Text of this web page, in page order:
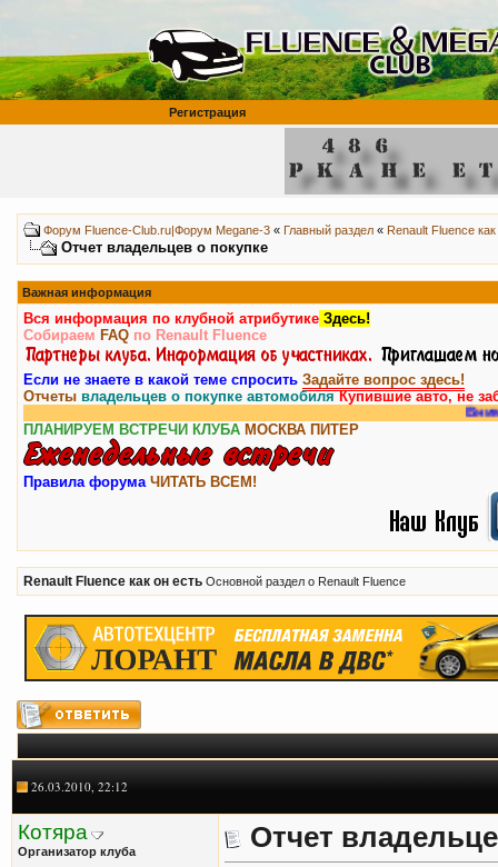
Регистрация
Форум Fluence-Club.ru|Форум Megane-3 « Главный раздел « Renault Fluence
Отчет владельцев о покупке
Важная информация
Вся информация по клубной атрибутике Здесь!
Собираем FAQ по Renault Fluence
Если не знаете в какой теме спросить Задайте вопрос здесь!
Отчеты владельцев о покупке автомобиляКупившие авто, не
Внимание, у
ПЛАНИРУЕМ ВСТРЕЧИ КЛУБА МОСКВА ПИТЕР
Правила форума ЧИТАТЬ ВСЕМ!
Renault Fluence как он есть Основной раздел о Renault Fluence
26.03.2010, 22:12
Котяра
Организатор клуба Отчет